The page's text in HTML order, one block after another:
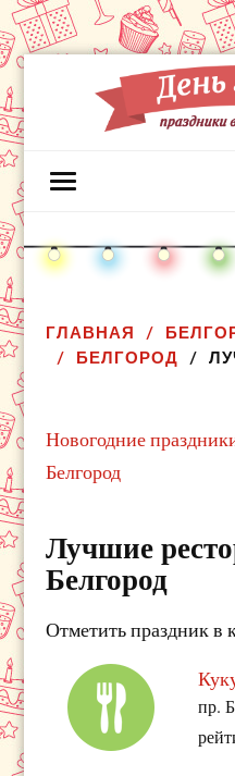
ГЛАВНАЯ
БЕЛГОРОД
Новогодние
Белгород
Лучшие
Белгород
Отметить праздник в
пр.